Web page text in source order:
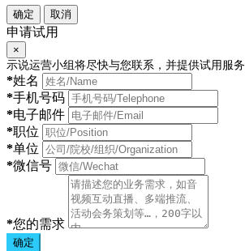
确定 取消
申请试用
×
示说运营小组将尽快与您联系，并提供试用服务
*姓名
*手机号码
*电子邮件
*职位
*单位
*微信号
*您的需求
确定